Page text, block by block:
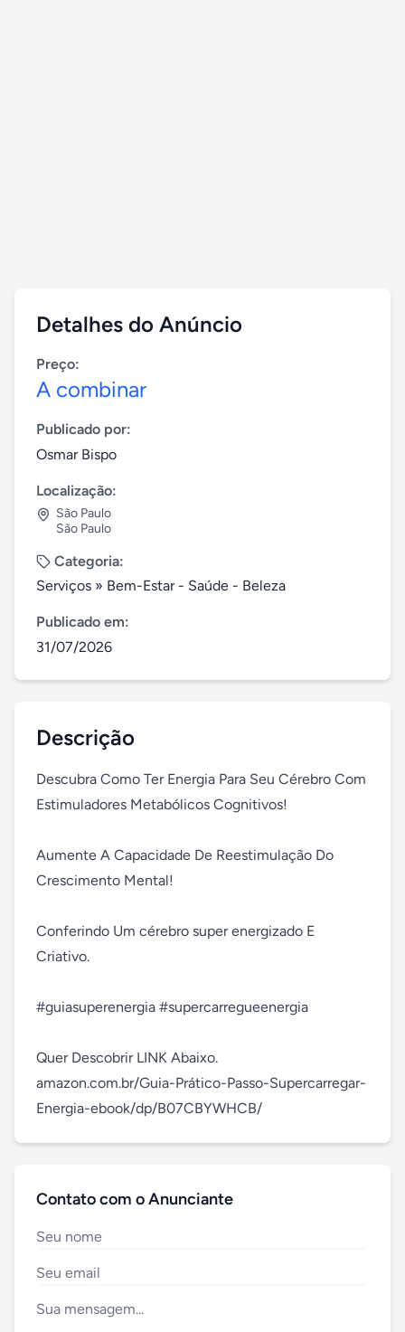
Detalhes do Anúncio
Preço:
A combinar
Publicado por:
Osmar Bispo
Localização:
São Paulo
São Paulo
Categoria:
Serviços » Bem-Estar - Saúde - Beleza
Publicado em:
31/07/2026
Descrição
Descubra Como Ter Energia Para Seu Cérebro Com
Estimuladores Metabólicos Cognitivos!
Aumente A Capacidade De Reestimulação Do
Crescimento Mental!
Conferindo Um cérebro super energizado E
Criativo.
#guiasuperenergia #supercarregueenergia
Quer Descobrir LINK Abaixo.
amazon.com.br/Guia-Prático-Passo-Supercarregar-
Energia-ebook/dp/B07CBYWHCB/
Contato com o Anunciante